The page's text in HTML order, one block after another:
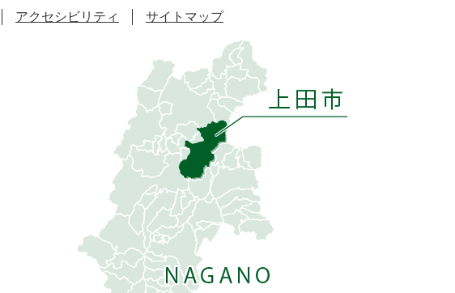
アクセシビリティ サイトマップ